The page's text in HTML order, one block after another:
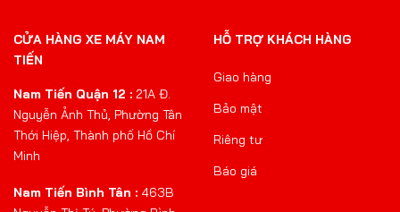
CỬA HÀNG XE MÁY NAM
TIẾN
Nam Tiến Quận 12 : 21A Đ.
Nguyễn Ảnh Thủ, Phường Tân
Thới Hiệp, Thành phố Hồ Chí
Minh
Nam Tiến Bình Tân : 463B
HỖ TRỢ KHÁCH HÀNG
Giao hàng
Bảo mật
Riêng tư
Báo giá